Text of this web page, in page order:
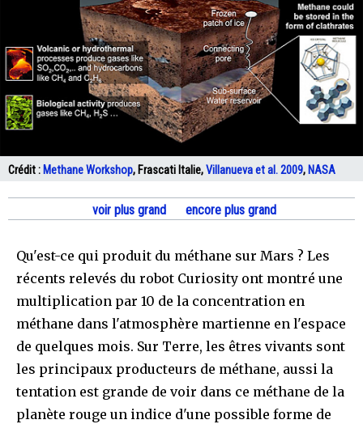
Crédit : Methane Workshop, Frascati Italie,Villanueva et al. 2009, NASA
voir plus grand encore plus grand
Qu'est-ce qui produit du méthane sur Mars ? Les
récents relevés du robot Curiosity ont montré une
multiplication par 10 de la concentration en
méthane dans l'atmosphère martienne en l'espace
de quelques mois. Sur Terre, les êtres vivants sont
les principaux producteurs de méthane, aussi la
tentation est grande de voir dans ce méthane de la
planète rouge un indice d'une possible forme de